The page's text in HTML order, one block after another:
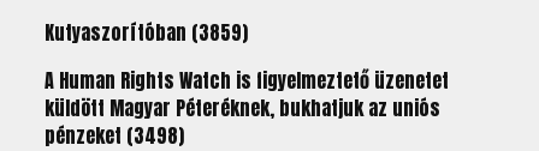
Kutyaszorítóban (3859)
A Human Rights Watch is figyelmeztető üzenetet
küldött Magyar Péteréknek, bukhatjuk az uniós
pénzeket (3498)